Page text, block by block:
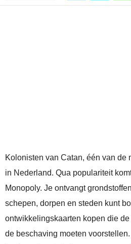
Kolonisten van Catan, één van de
in Nederland. Qua populariteit
Monopoly. Je ontvangt
schepen, dorpen en steden kunt
ontwikkelingskaarten kopen die
de beschaving moeten